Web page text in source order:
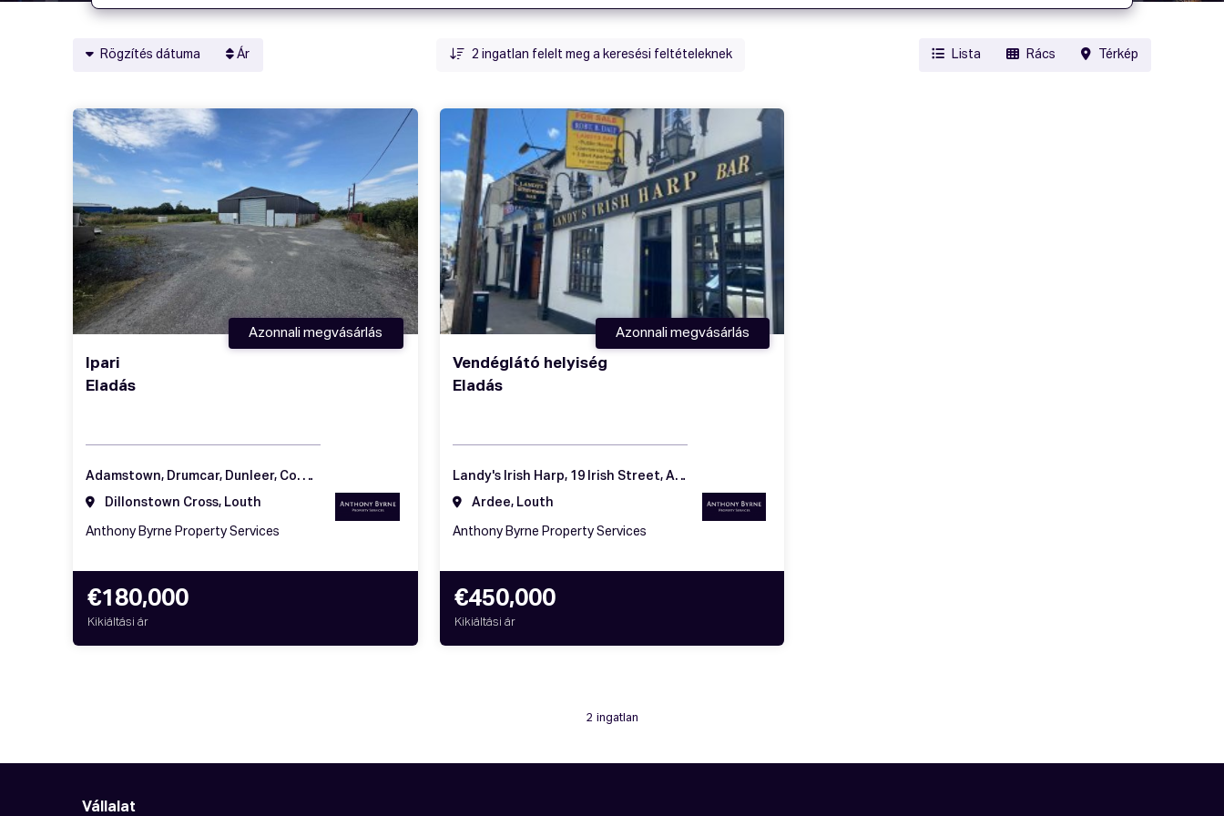
Rögzítés dátuma Ár 2 ingatlan felelt meg a keresési feltételeknek Lista Rács Térkép
Ipari
Eladás
Azonnali megvásárlás
Adamstown, Drumcar, Dunleer, Co. Louth, A92 H57K
Dillonstown Cross, Louth
Anthony Byrne Property Services
€180,000
Kikiáltási ár
Vendéglátó helyiség
Eladás
Azonnali megvásárlás
Landy's Irish Harp, 19 Irish Street, Ardee, Co. Louth, A92 WN84
Ardee, Louth
Anthony Byrne Property Services
€450,000
Kikiáltási ár
2 ingatlan
Vállalat